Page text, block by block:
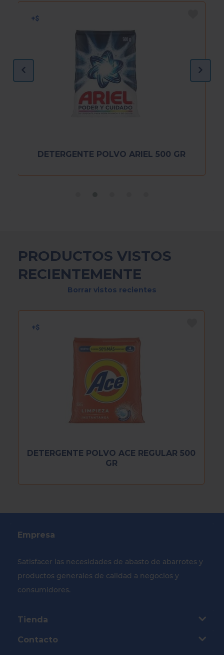
DETERGENTE POLVO ARIEL 500 GR
PRODUCTOS VISTOS
RECIENTEMENTE
Borrar vistos recientes
DETERGENTE POLVO ACE REGULAR 500
GR
Empresa
Satisfacer las necesidades de abasto de abarrotes y
productos generales de calidad a negocios y
consumidores.
Tienda
Contacto